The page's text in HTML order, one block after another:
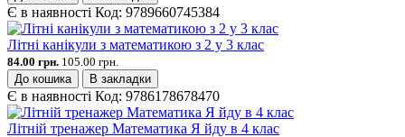
Є в наявності Код: 9789660745384
Літні канікули з математикою з 2 у 3 клас
84.00 грн. 105.00 грн.
До кошика
В закладки
Є в наявності Код: 9786178678470
Літній тренажер Математика Я йду в 4 клас